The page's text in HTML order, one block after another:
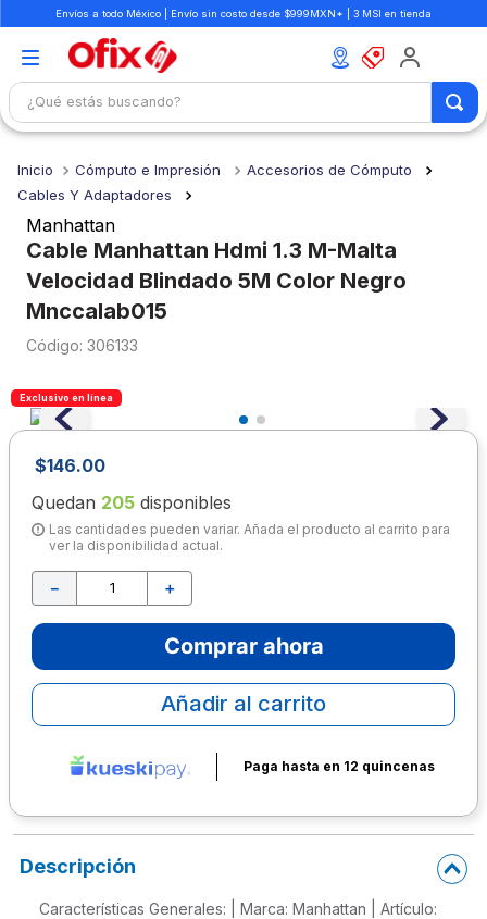
Envíos a todo México | Envío sin costo desde $999MXN* | 3 MSI en tienda
¿Qué estás buscando?
Cómputo e Impresión
Accesorios de Cómputo
Cables Y Adaptadores
Manhattan
Cable Manhattan Hdmi 1.3 M-Malta
Velocidad Blindado 5M Color Negro
Mnccalab015
: 306133
Exclusivo en línea
$146.00
Quedan 205 disponibles
Las cantidades pueden variar. Añada el producto al carrito para
ver la disponibilidad actual.
＋
－
Comprar ahora
Añadir al carrito
Paga hasta en 12 quincenas
Descripción
Características Generales: | Marca: Manhattan | Artículo:
1.
mochilas
2.
libretas
3.
cuaderno
4
cuadernos
7.
escritorio
10